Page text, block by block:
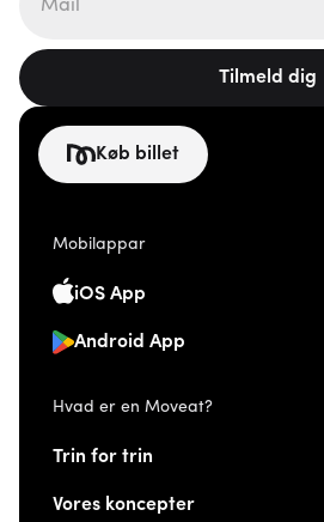
Tilmeld dig
Køb billet
Mobilappar
iOS App
Android App
Hvad er en Moveat?
Trin for trin
Vores koncepter